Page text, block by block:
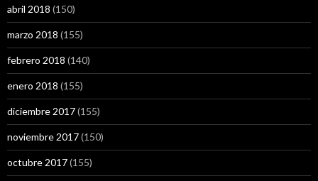
abril 2018 (150)
marzo 2018 (155)
febrero 2018 (140)
enero 2018 (155)
diciembre 2017(155)
noviembre 2017(150)
octubre 2017(155)